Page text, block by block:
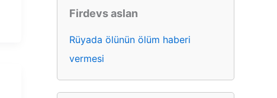
Firdevs aslan
Rüyada ölünün ölüm haberi
vermesi